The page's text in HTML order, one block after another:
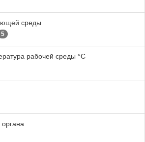
среды
5
рабочей среды °С